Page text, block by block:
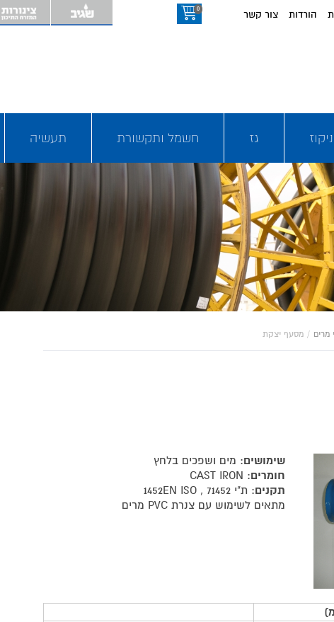
הורדות צור קשר 0
גז חשמל ותקשורת תעשיה
מרים / מסעף יצקת
שימושים: מים ושפכים בלחץ
חומרים: CAST IRON
תקנים: ת"י 71452 , 1452EN ISO
מתאים לשימוש עם צנרת PVC מרים